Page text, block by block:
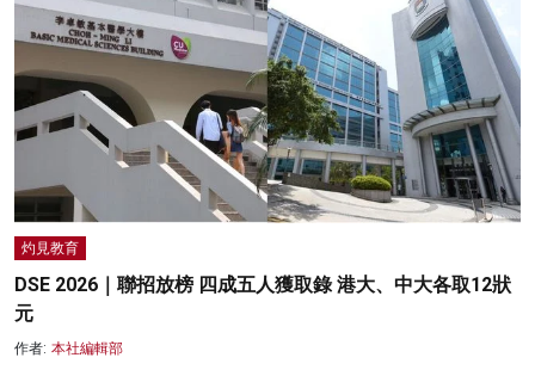
灼見教育
DSE 2026｜聯招放榜 四成五人獲取錄 港大、中大各取12狀
元
作者: 本社編輯部